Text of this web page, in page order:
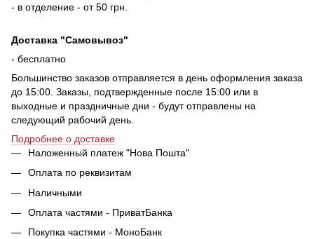
- в отделение - от 50 грн.
Доставка "Самовывоз"
- бесплатно
Большинство заказов отправляется в день оформления заказа
до 15:00. Заказы, подтвержденные после 15:00 или в
выходные и праздничные дни - будут отправлены на
следующий рабочий день.
Подробнее о доставке
Наложенный платеж "Нова Пошта"
Оплата по реквизитам
Наличными
Оплата частями - ПриватБанка
Покупка частями - МоноБанк